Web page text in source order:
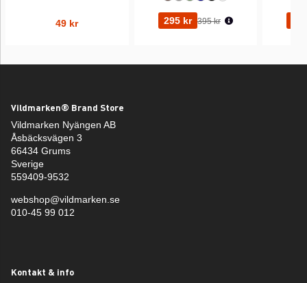
49 kr 295 kr Ordinarie pris:
395 kr
Vildmarken® Brand Store
Vildmarken Nyängen AB
Åsbäcksvägen 3
66434 Grums
Sverige
559409-9532
webshop@vildmarken.se
010-45 99 012
Kontakt & info